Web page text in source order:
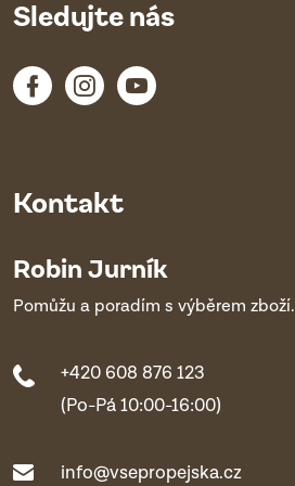
Kontakt
Robin Jurník
Pomůžu a poradím s výběrem zboží.
+420 608 876 123
(Po-Pá 10:00-16:00)
info@vsepropejska.cz
Sledujte nás